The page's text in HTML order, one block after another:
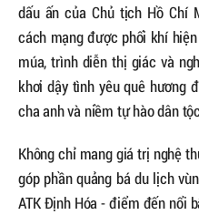
dấu ấn của Chủ tịch Hồ Chí
cách mạng được phối khí
múa, trình diễn thị giác và
khơi dậy tình yêu quê hương
cha anh và niềm tự hào dân
Không chỉ mang giá trị nghệ
góp phần quảng bá du lịch
ATK Định Hóa - điểm đến nổi